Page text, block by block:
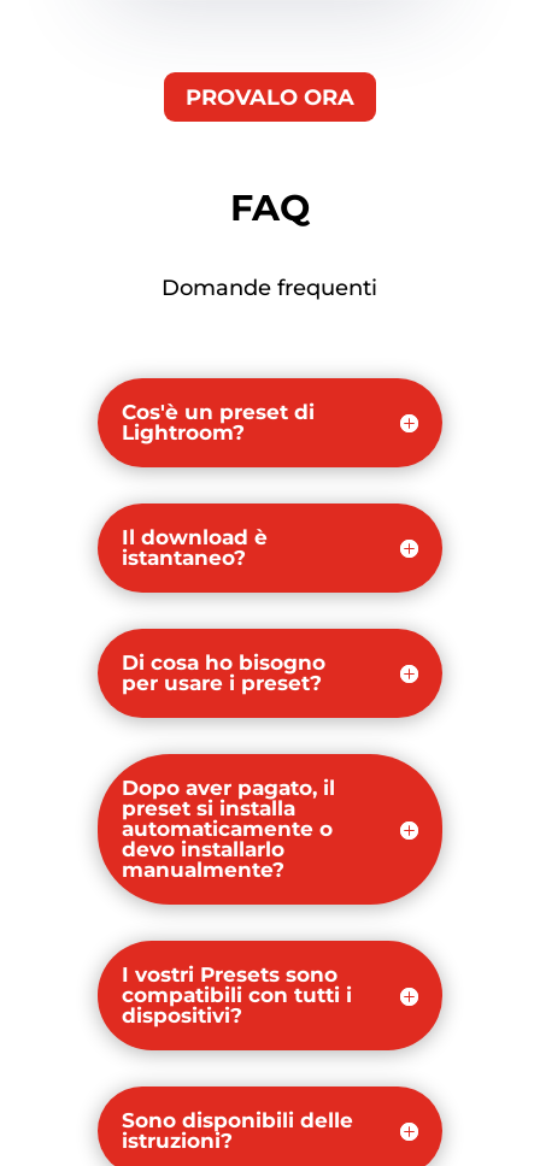
PROVALO ORA
FAQ
Domande frequenti
Cos'è un preset di
Lightroom?
Il download è
istantaneo?
Di cosa ho bisogno
per usare i preset?
Dopo aver pagato, il
preset si installa
automaticamente o
devo installarlo
manualmente?
I vostri Presets sono
compatibili con tutti i
dispositivi?
Sono disponibili delle
istruzioni?